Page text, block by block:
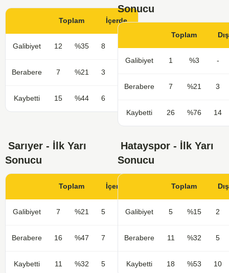
Toplam İçerde
Galibiyet 12 %35 8 %47
Berabere 7 %21 3
Kaybetti 15 %44 6
Sonucu
Toplam
Galibiyet 1 %3 -
Berabere 7 %21 3
Kaybetti 26 %76 14
Sarıyer - İlk Yarı
Sonucu
Toplam İçerde
Galibiyet 7 %21 5 %29
Berabere 16 %47 7 %41
Kaybetti 11 %32 5 %29
Hatayspor - İlk Yarı
Sonucu
Toplam
Galibiyet 5 %15 2
Berabere 11 %32 5
Kaybetti 18 %53 10